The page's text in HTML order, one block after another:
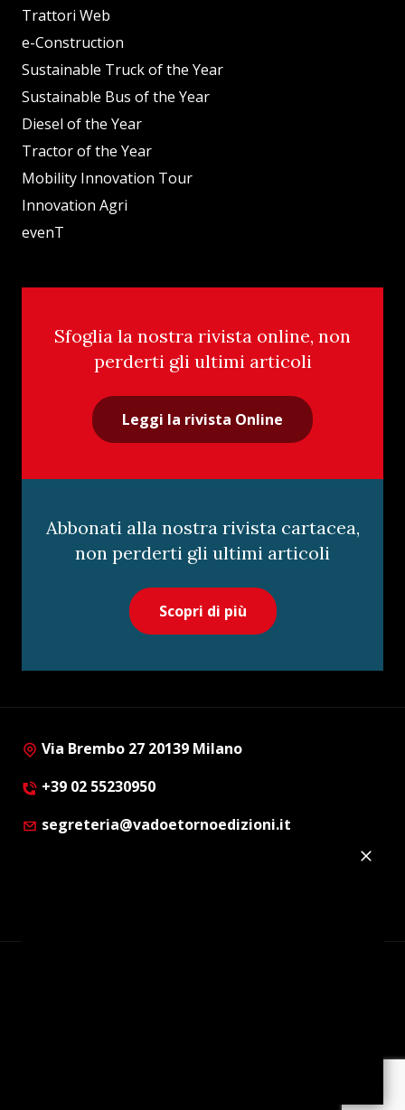
Trattori Web
e-Construction
Sustainable Truck of the Year
Sustainable Bus of the Year
Diesel of the Year
Tractor of the Year
Mobility Innovation Tour
Innovation Agri
evenT
Sfoglia la nostra rivista online, non
perderti gli ultimi articoli
Leggi la rivista Online
Abbonati alla nostra rivista cartacea,
non perderti gli ultimi articoli
Scopri di più
Via Brembo 27 20139 Milano
+39 02 55230950
segreteria@vadoetornoedizioni.it